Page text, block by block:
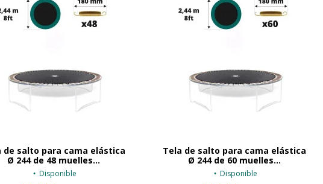
de salto para cama elástica
Ø 244 de 48 muelles...
Disponible
Tela de salto para cama elástica
Ø 244 de 60 muelles...
Disponible